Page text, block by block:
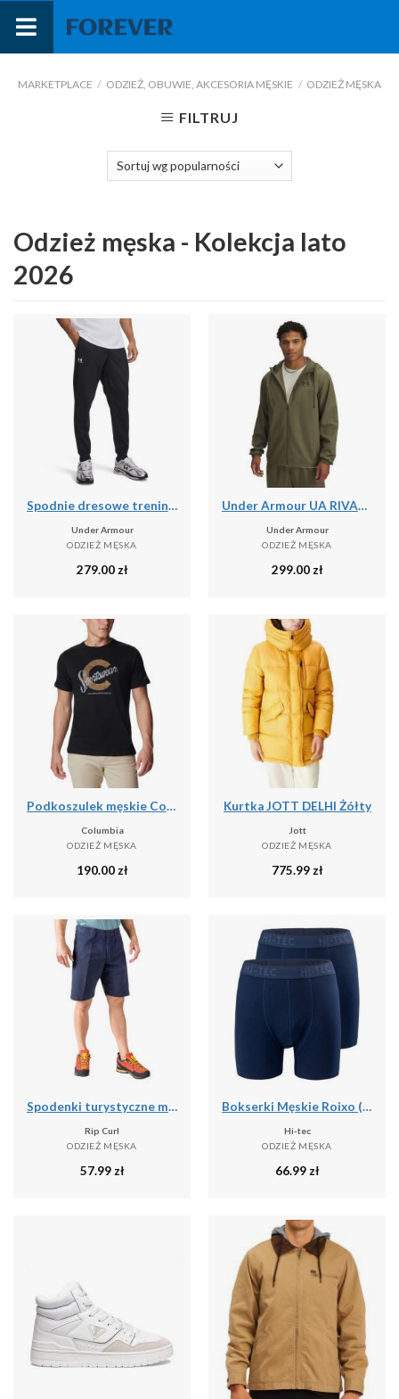
treści
MARKETPLACE / ODZIEŻ, OBUWIE, AKCESORIA MĘSKIE / ODZIEŻ MĘSKA
FILTRUJ
Odzież męska - Kolekcja lato
2026
Spodnie dresowe treningowe męskie Under Armour Tricot Jogger (1290261-001)
Under Armour
ODZIEŻ MĘSKA
279.00 zł
Under Armour UA RIVAL WVN WINDBREAKER Kurtka męska
Under Armour
ODZIEŻ MĘSKA
299.00 zł
Podkoszulek męskie Columbia Graphic Casual
Columbia
ODZIEŻ MĘSKA
190.00 zł
Kurtka JOTT DELHI Żółty
Jott
ODZIEŻ MĘSKA
775.99 zł
Spodenki turystyczne męskie Rip Curl Travellers Walkshort granatowe CWADD9 28
Rip Curl
ODZIEŻ MĘSKA
57.99 zł
Bokserki Męskie Roixo (zestaw 2 Sztuk)
Hi-tec
ODZIEŻ MĘSKA
66.99 zł